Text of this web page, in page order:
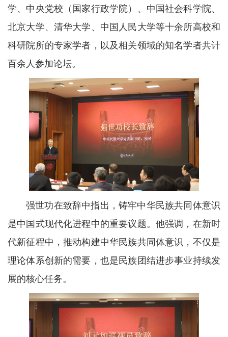
学、中央党校（国家行政学院）、中国社会科学院、
北京大学、清华大学、中国人民大学等十余所高校和
科研院所的专家学者，以及相关领域的知名学者共计
百余人参加论坛。
强世功在致辞中指出，铸牢中华民族共同体意识
是中国式现代化进程中的重要议题。他强调，在新时
代新征程中，推动构建中华民族共同体意识，不仅是
理论体系创新的需要，也是民族团结进步事业持续发
展的核心任务。